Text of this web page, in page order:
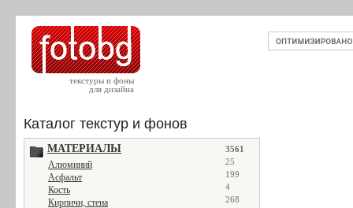
текстуры и фоны
для дизайна
Каталог текстур и фонов
МАТЕРИАЛЫ 3561
Алюминий 25
Асфальт 199
Кость 4
Кирпичи, стена 268